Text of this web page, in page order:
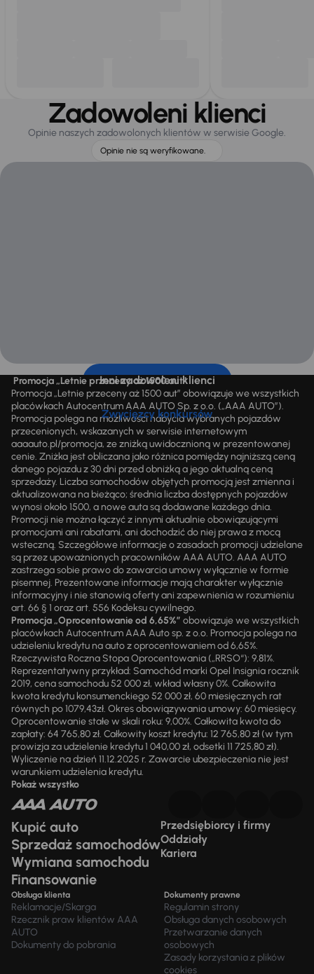
Zadowoleni klienci
Opinie naszych zadowolonych klientów w serwisie Google.
Opinie nie są weryfikowane.
Inni zadowoleni klienci
Zwycięzcy konkursów
Promocja „Letnie przeceny aż 1500 aut”
Promocja „Letnie przeceny aż 1500 aut” obowiązuje we wszystkich
placówkach Autocentrum AAA AUTO Sp. z o.o. („AAA AUTO”).
Promocja polega na możliwości nabycia wybranych pojazdów
przecenionych, wskazanych w serwisie internetowym
aaaauto.pl/promocja, ze zniżką uwidocznioną w prezentowanej
cenie. Zniżka jest obliczana jako różnica pomiędzy najniższą ceną
danego pojazdu z 30 dni przed obniżką a jego aktualną ceną
sprzedaży. Liczba samochodów objętych promocją jest zmienna i
aktualizowana na bieżąco; średnia liczba dostępnych pojazdów
wynosi około 1500, a nowe auta są dodawane każdego dnia.
Promocji nie można łączyć z innymi aktualnie obowiązującymi
promocjami ani rabatami, ani dochodzić do niej prawa z mocą
wsteczną. Szczegółowe informacje o zasadach promocji udzielane
są przez upoważnionych pracowników AAA AUTO. AAA AUTO
zastrzega sobie prawo do zawarcia umowy wyłącznie w formie
pisemnej. Prezentowane informacje mają charakter wyłącznie
informacyjny i nie stanowią oferty ani zapewnienia w rozumieniu
art. 66 § 1 oraz art. 556 Kodeksu cywilnego.
Promocja „Oprocentowanie od 6,65%” obowiązuje we wszystkich
placówkach Autocentrum AAA Auto sp. z o.o. Promocja polega na
udzieleniu kredytu na auto z oprocentowaniem od 6,65%.
Rzeczywista Roczna Stopa Oprocentowania („RRSO“): 9,81%.
Reprezentatywny przykład: Samochód marki Opel Insignia rocznik
2019, cena samochodu 52 000 zł, wkład własny 0%. Całkowita
kwota kredytu konsumenckiego 52 000 zł, 60 miesięcznych rat
równych po 1079,43zł. Okres obowiązywania umowy: 60 miesięcy.
Oprocentowanie stałe w skali roku: 9,00%. Całkowita kwota do
zapłaty: 64 765,80 zł. Całkowity koszt kredytu: 12 765,80 zł (w tym
prowizja za udzielenie kredytu 1 040,00 zł, odsetki 11 725,80 zł).
Wyliczenie na dzień 11.12.2025 r. Zawarcie ubezpieczenia nie jest
warunkiem udzielenia kredytu.
Pokaż wszystko
Kupić auto
Sprzedaż samochodów
Wymiana samochodu
Finansowanie
Przedsiębiorcy i firmy
Oddziały
Kariera
Obsługa klienta
Reklamacje/Skarga
Rzecznik praw klientów AAA
AUTO
Dokumenty do pobrania
Dokumenty prawne
Regulamin strony
Obsługa danych osobowych
Przetwarzanie danych
osobowych
Zasady korzystania z plików
cookies